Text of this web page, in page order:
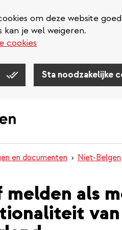
om deze website
kan je wel weigeren.
cookies
Sta noodzakelijke
en documenten Niet-Belgen
als